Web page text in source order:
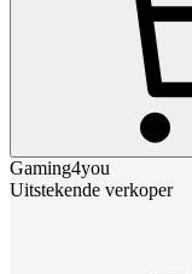
Gaming4you
Uitstekende verkoper